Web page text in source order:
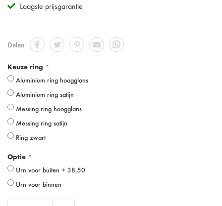
Laagste prijsgarantie
Delen
Keuze ring
Aluminium ring hoogglans
Aluminium ring satijn
Messing ring hoogglans
Messing ring satijn
Ring zwart
Optie
Urn voor buiten + 38,50
Urn voor binnen